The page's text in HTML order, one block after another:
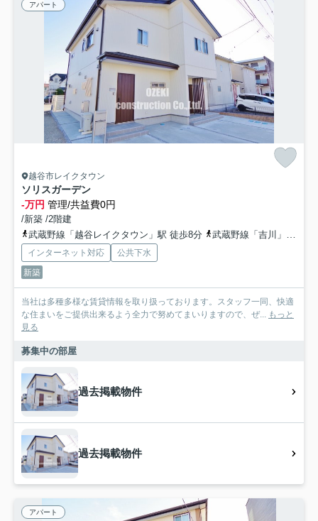
アパート
越谷市レイクタウン
ソリスガーデン
-万円 管理/共益費0円
/新築 /2階建
武蔵野線「越谷レイクタウン」駅 徒歩8分
武蔵野線「吉川」駅 徒歩28分
インターネット対応
公共下水
新築
当社は多種多様な賃貸情報を取り扱っております。スタッフ一同、快適
な住まいをご提供出来るよう全力で努めてまいりますので、ぜ... もっと
見る
募集中の部屋
過去掲載物件
過去掲載物件
アパート